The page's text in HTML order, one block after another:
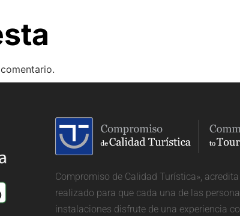
Compromiso de Calidad Turística»,
realizado para que cada una de las
instalaciones disfrute de una experiencia